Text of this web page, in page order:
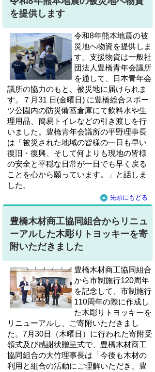
を提供します
令和8年熊本地震の被
災地へ物資を提供しま
す。支援物資は一般社
団法人豊橋青年会議所
を通して、日本青年会
議所の協力のもと、被災地に届けられま
す。７月31 日(金曜日) に豊橋総合スポー
ツ公園内の防災備蓄倉庫にて飲料水や生
理用品、簡易トイレなどの引き渡しを行
いました。豊橋青年会議所の平野理事長
は「被災された地域の皆様の一日も早い
復旧・復興、そして何よりも現地の皆様
の安全と平穏な日常が一日でも早く戻る
ことを心から願っています。」と話しま
した。
先頭にもどる
豊橋木材商工協同組合からリニュ
ーアルした木彫りトヨッキーを寄
附いただきました
豊橋木材商工協同組合
から市制施行120周年
を記念して、市制施行
110周年の際に作成し
た木彫りトヨッキーを
リニューアルし、ご寄附いただきまし
た。7月30日（木曜日）に行われた寄附受
領式及び感謝状贈呈式で、豊橋木材商工
協同組合の大竹理事長は「今後も木材の
利用と組合の活動にご理解いただき、豊